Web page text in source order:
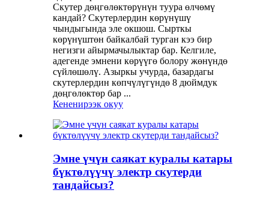
Скутер дөңгөлөктөрүнүн туура өлчөмү
кандай? Скутерлердин көрүнүшү
чындыгында эле окшош. Сырткы
көрүнүштөн байкалбай турган кээ бир
негизги айырмачылыктар бар. Келгиле,
адегенде эмнени көрүүгө болору жөнүндө
сүйлөшөлү. Азыркы учурда, базардагы
скутерлердин көпчүлүгүндө 8 дюймдук
дөңгөлөктөр бар ...
Кененирээк окуу
Эмне үчүн саякат куралы катары
бүктөлүүчү электр скутерди
тандайсыз?